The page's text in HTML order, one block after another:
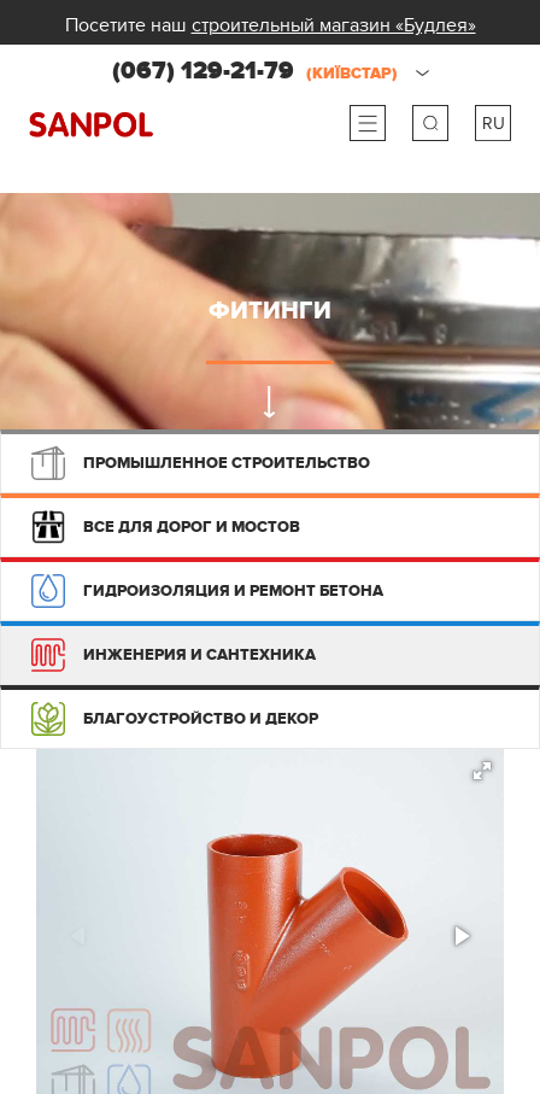
Посетите наш строительный магазин «Будлея»
(067) 129-21-79 (КИЇВСТАР)
RU
ua
ФИТИНГИ
ПРОМЫШЛЕННОЕ СТРОИТЕЛЬСТВО
ВСЕ ДЛЯ ДОРОГ И МОСТОВ
ГИДРОИЗОЛЯЦИЯ И РЕМОНТ БЕТОНА
ИНЖЕНЕРИЯ И САНТЕХНИКА
БЛАГОУСТРОЙСТВО И ДЕКОР